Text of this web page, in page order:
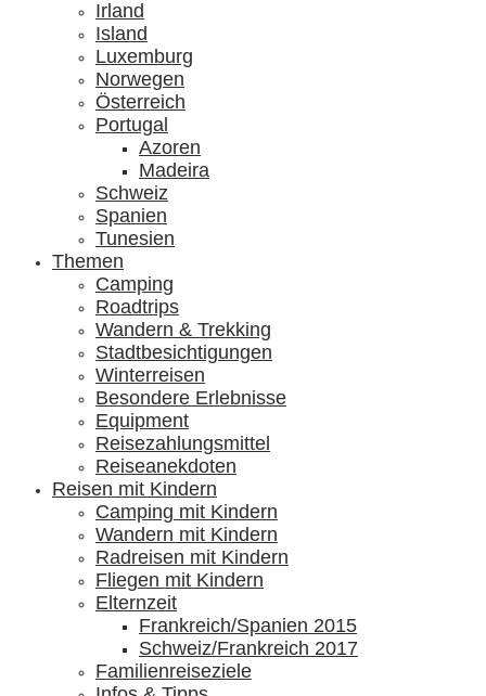
Irland
Island
Luxemburg
Norwegen
Österreich
Portugal
Azoren
Madeira
Schweiz
Spanien
Tunesien
Themen
Camping
Roadtrips
Wandern & Trekking
Stadtbesichtigungen
Winterreisen
Besondere Erlebnisse
Equipment
Reisezahlungsmittel
Reiseanekdoten
Reisen mit Kindern
Camping mit Kindern
Wandern mit Kindern
Radreisen mit Kindern
Fliegen mit Kindern
Elternzeit
Frankreich/Spanien 2015
Schweiz/Frankreich 2017
Familienreiseziele